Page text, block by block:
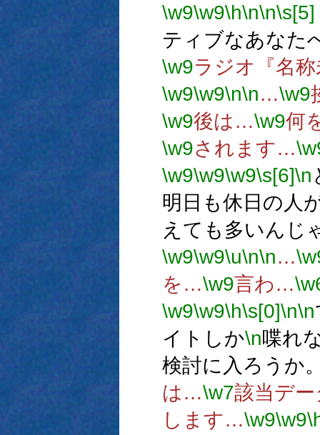
\w9\w9\h\n\n\s[5]
ティブなあなた
\w9ラジオ『名
\w9\w9\n\n…\w9
\w9後は…\w9何
\w9されます…
\w9\w9\w9\s[6]\n
明日も休日の人
えても多いんじ
\w9\w9\u\n\n…
を…\w9言わ…
\w9\w9\h\s[0]\n\n
イトしか\n喋れ
検討に入ろうか
は…\w7該当デ
します…\w9\w9